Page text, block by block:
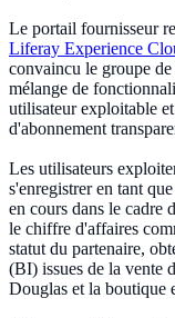
Le portail fournisseur
Liferay Experience
convaincu le groupe de
mélange de
utilisateur exploitable
d'abonnement
Les utilisateurs
s'enregistrer en tant
en cours dans le cadre
le chiffre d'affaires
statut du partenaire,
(BI) issues de la vente
Douglas et la boutique